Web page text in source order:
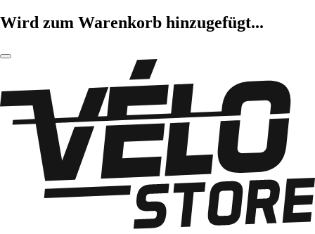
Wird zum Warenkorb hinzugefügt...